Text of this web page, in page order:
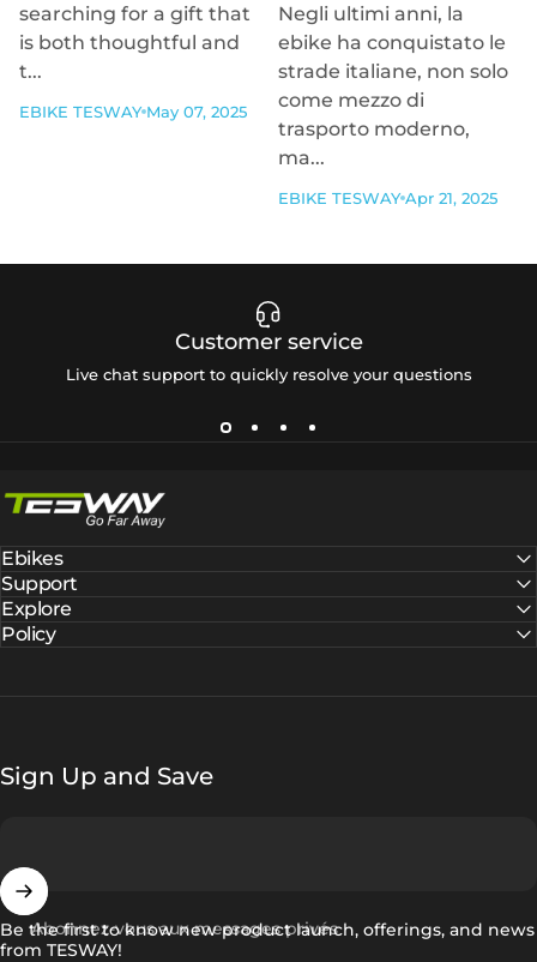
searching for a gift that
is both thoughtful and
t...
EBIKE TESWAY May 07, 2025
Negli ultimi anni, la
ebike ha conquistato le
strade italiane, non solo
come mezzo di
trasporto moderno,
ma...
EBIKE TESWAY Apr 21, 2025
Customer service
Live chat support to quickly resolve your questions
Ebikes
Support
Explore
Policy
Sign Up and Save
Abonnez-vous aux messages privés
Be the first to know new product launch, offerings, and news
from TESWAY!